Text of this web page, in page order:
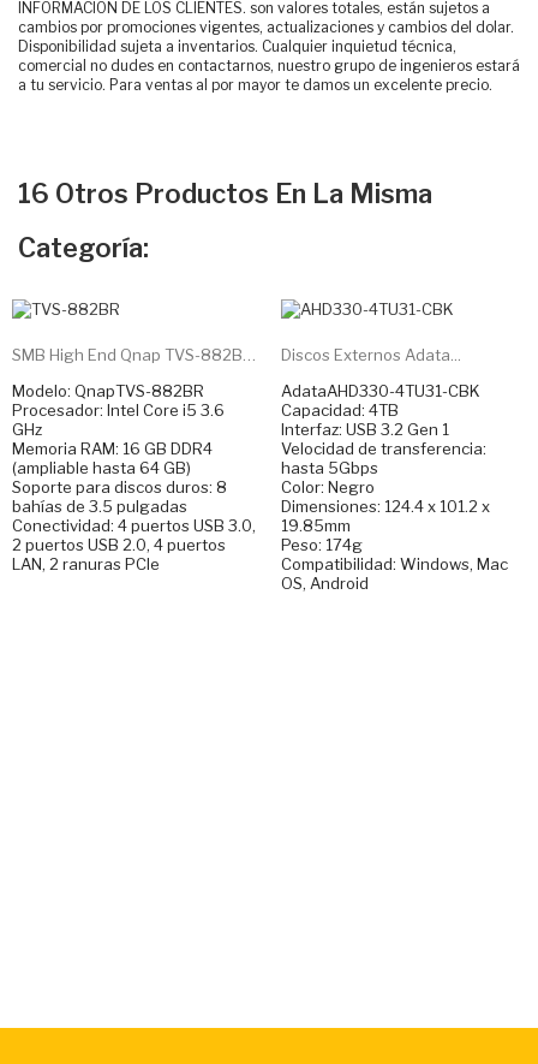
INFORMACIÓN DE LOS CLIENTES. son valores totales, están sujetos a
cambios por promociones vigentes, actualizaciones y cambios del dolar.
Disponibilidad sujeta a inventarios. Cualquier inquietud técnica,
comercial no dudes en contactarnos, nuestro grupo de ingenieros estará
a tu servicio. Para ventas al por mayor te damos un excelente precio.
16 Otros Productos En La Misma
Categoría:
Modelo: QnapTVS-882BR
Procesador: Intel Core i5 3.6
GHz
Memoria RAM: 16 GB DDR4
(ampliable hasta 64 GB)
Soporte para discos duros: 8
bahías de 3.5 pulgadas
Conectividad: 4 puertos USB 3.0,
2 puertos USB 2.0, 4 puertos
LAN, 2 ranuras PCIe
Discos Externos Adata...
AdataAHD330-4TU31-CBK
Capacidad: 4TB
Interfaz: USB 3.2 Gen 1
Velocidad de transferencia:
hasta 5Gbps
Color: Negro
Dimensiones: 124.4 x 101.2 x
19.85mm
Peso: 174g
Compatibilidad: Windows, Mac
OS, Android